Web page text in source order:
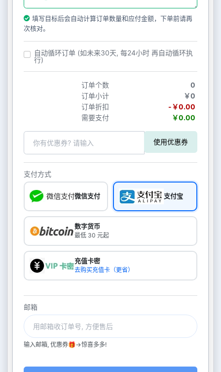
填写目标后会自动计算订单数量和应付金额，下单前请再
次核对。
自动循环订单 (如未来30天, 每24小时 再自动循环执
行)
订单个数
0
订单小计
￥0
订单折扣
-￥0.00
需要支付
￥0.00
使用优惠券
支付方式
微信支付 支付宝
数字货币
最低 30 元起
充值卡密
去购买充值卡（更省）
邮箱
输入邮箱, 优惠券🎁->惊喜多多!